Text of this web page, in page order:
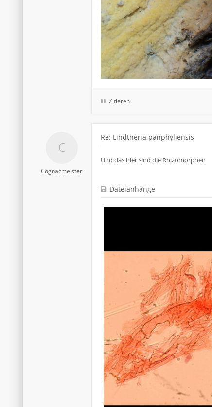
Zitieren
Cognacmeister
Re: Lindtneria panphyliensis
Und das hier sind die Rhizomorphen
Dateianhänge